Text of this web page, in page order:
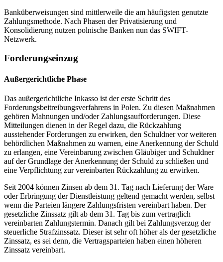
Banküberweisungen sind mittlerweile die am häufigsten genutzte
Zahlungsmethode. Nach Phasen der Privatisierung und
Konsolidierung nutzen polnische Banken nun das SWIFT-
Netzwerk.
Forderungseinzug
Außergerichtliche Phase
Das außergerichtliche Inkasso ist der erste Schritt des
Forderungsbeitreibungsverfahrens in Polen. Zu diesen Maßnahmen
gehören Mahnungen und/oder Zahlungsaufforderungen. Diese
Mitteilungen dienen in der Regel dazu, die Rückzahlung
ausstehender Forderungen zu erwirken, den Schuldner vor weiteren
behördlichen Maßnahmen zu warnen, eine Anerkennung der Schuld
zu erlangen, eine Vereinbarung zwischen Gläubiger und Schuldner
auf der Grundlage der Anerkennung der Schuld zu schließen und
eine Verpflichtung zur vereinbarten Rückzahlung zu erwirken.
Seit 2004 können Zinsen ab dem 31. Tag nach Lieferung der Ware
oder Erbringung der Dienstleistung geltend gemacht werden, selbst
wenn die Parteien längere Zahlungsfristen vereinbart haben. Der
gesetzliche Zinssatz gilt ab dem 31. Tag bis zum vertraglich
vereinbarten Zahlungstermin. Danach gilt bei Zahlungsverzug der
steuerliche Strafzinssatz. Dieser ist sehr oft höher als der gesetzliche
Zinssatz, es sei denn, die Vertragsparteien haben einen höheren
Zinssatz vereinbart.